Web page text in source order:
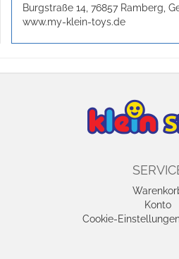
Burgstraße 14, 76857 Ramberg,
www.my-klein-toys.de
Konto
Cookie-